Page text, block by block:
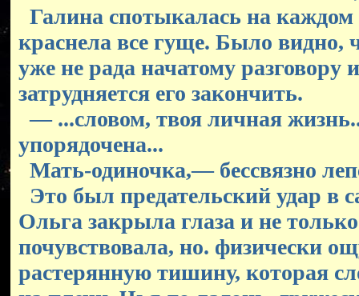
Галина спотыкалась на каждом
краснела все гуще. Было видно,
уже не рада начатому разговору
затрудняется его закончить.
— ...словом, твоя личная
упорядочена...
Мать-одиночка,— бессвязно
Это был предательский удар в
Ольга закрыла глаза и не только
почувствовала, но. физически
растерянную тишину, которая